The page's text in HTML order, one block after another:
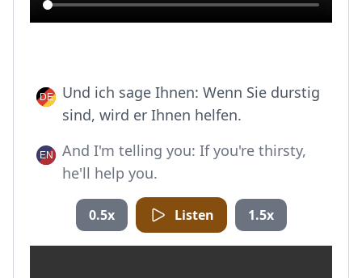
Und ich sage Ihnen: Wenn Sie durstig
sind, wird er Ihnen helfen.
And I'm telling you: If you're thirsty,
he'll help you.
0.5x Listen 1.5x